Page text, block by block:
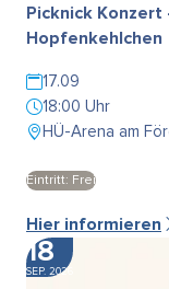
Picknick
Hopfenkehlchen
17.09
18:00 Uhr
HÜ-Arena am
Eintritt: Frei
Hier informieren
18
SEP. 2026